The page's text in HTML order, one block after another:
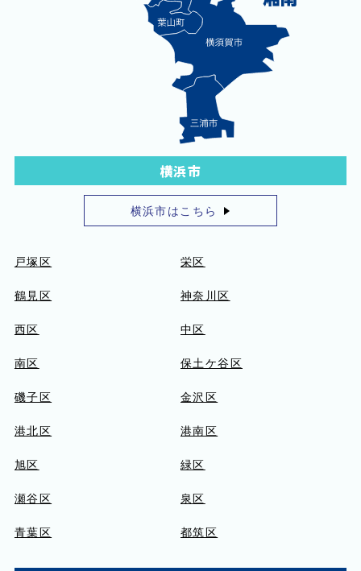
横浜市
横浜市はこちら
戸塚区 栄区
鶴見区 神奈川区
西区 中区
南区 保土ケ谷区
磯子区 金沢区
港北区 港南区
旭区 緑区
瀬谷区 泉区
青葉区 都筑区